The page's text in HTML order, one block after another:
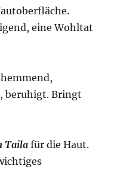
eine Wohltat
beruhigt. Bringt
Taila für die Haut.